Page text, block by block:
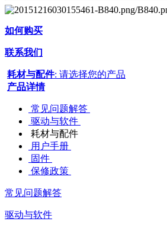
如何购买
联系我们
耗材与配件: 请选择您的产品
产品详情
常见问题解答
驱动与软件
耗材与配件
用户手册
固件
保修政策
常见问题解答
驱动与软件